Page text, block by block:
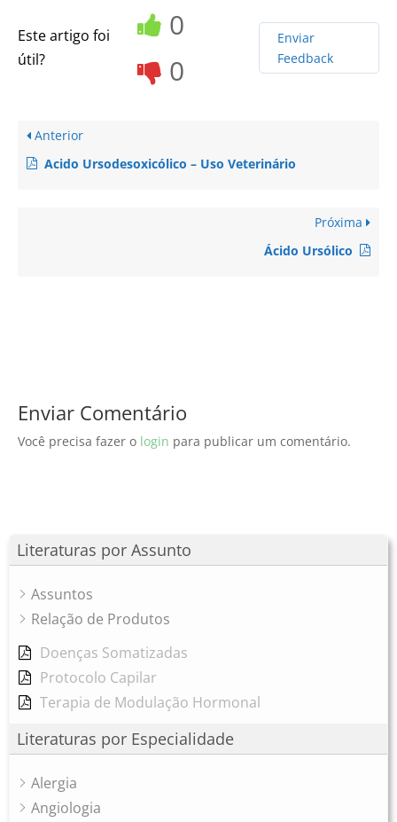
Literaturas por Assunto
Assuntos
Relação de Produtos
Doenças Somatizadas
Protocolo Capilar
Terapia de Modulação Hormonal
Literaturas por Especialidade
Alergia
Angiologia
Este artigo foi
útil?
0
0
Enviar
Feedback
Anterior
Acido Ursodesoxicólico – Uso Veterinário
Próxima
Ácido Ursólico
Enviar Comentário
Você precisa fazer o login para publicar um comentário.